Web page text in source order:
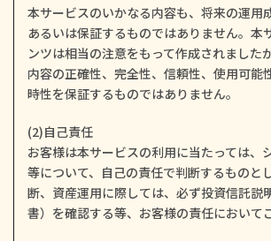
本サービスのいかなる内容も、将来の運用
あるいは保証するものではありません。本
ンツは相当の注意をもって作成されました
内容の正確性、完全性、信頼性、使用可能
時性を保証するものではありません。
(2)自己責任
お客様は本サービスの利用に当たっては、
等について、自己の責任で判断するものと
断、資産運用に際しては、必ず投資信託説
書）を確認する等、お客様の責任において